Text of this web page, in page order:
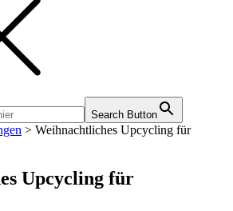
Search Button
> Weihnachtliches Upcycling für
Upcycling für